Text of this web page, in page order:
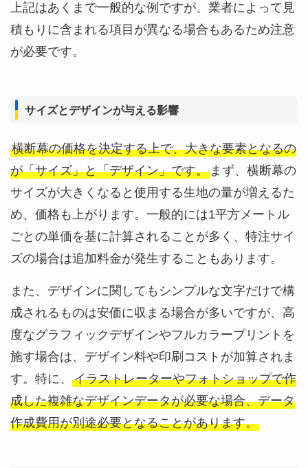
上記はあくまで一般的な例ですが、業者によって見
積もりに含まれる項目が異なる場合もあるため注意
が必要です。
サイズとデザインが与える影響
横断幕の価格を決定する上で、大きな要素となるの
が「サイズ」と「デザイン」です。 まず、横断幕の
サイズが大きくなると使用する生地の量が増えるた
め、価格も上がります。一般的には1平方メートル
ごとの単価を基に計算されることが多く、特注サイ
ズの場合は追加料金が発生することもあります。
また、デザインに関してもシンプルな文字だけで構
成されるものは安価に収まる場合が多いですが、高
度なグラフィックデザインやフルカラープリントを
施す場合は、デザイン料や印刷コストが加算されま
す。特に、 イラストレーターやフォトショップで作
成した複雑なデザインデータが必要な場合、データ
作成費用が別途必要となることがあります。